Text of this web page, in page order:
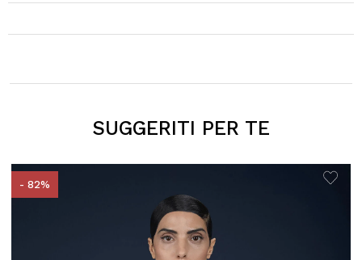
SUGGERITI PER TE
- 82%